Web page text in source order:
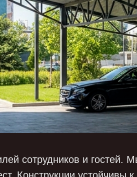
сотрудников и гостей.